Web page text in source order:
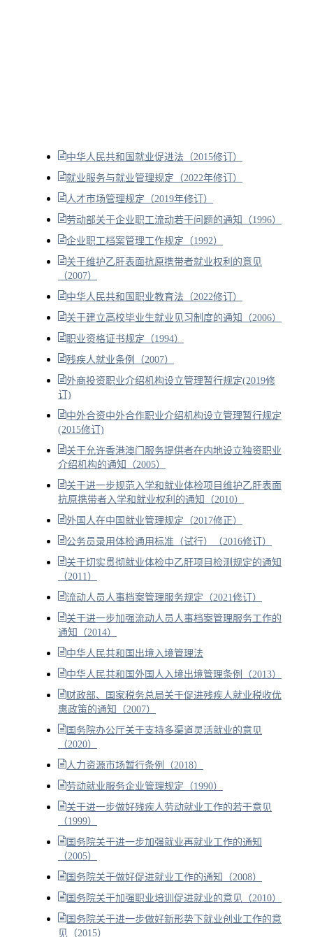
中华人民共和国就业促进法（2015修订）
就业服务与就业管理规定（2022年修订）
人才市场管理规定（2019年修订）
劳动部关于企业职工流动若干问题的通知（1996）
企业职工档案管理工作规定（1992）
关于维护乙肝表面抗原携带者就业权利的意见
（2007）
中华人民共和国职业教育法（2022修订）
关于建立高校毕业生就业见习制度的通知（2006）
职业资格证书规定（1994）
残疾人就业条例（2007）
外商投资职业介绍机构设立管理暂行规定(2019修
订)
中外合资中外合作职业介绍机构设立管理暂行规定
(2015修订)
关于允许香港澳门服务提供者在内地设立独资职业
介绍机构的通知（2005）
关于进一步规范入学和就业体检项目维护乙肝表面
抗原携带者入学和就业权利的通知（2010）
外国人在中国就业管理规定（2017修正）
公务员录用体检通用标准（试行）（2016修订）
关于切实贯彻就业体检中乙肝项目检测规定的通知
（2011）
流动人员人事档案管理服务规定（2021修订）
关于进一步加强流动人员人事档案管理服务工作的
通知（2014）
中华人民共和国出境入境管理法
中华人民共和国外国人入境出境管理条例（2013）
财政部、国家税务总局关于促进残疾人就业税收优
惠政策的通知（2007）
国务院办公厅关于支持多渠道灵活就业的意见
（2020）
人力资源市场暂行条例（2018）
劳动就业服务企业管理规定（1990）
关于进一步做好残疾人劳动就业工作的若干意见
（1999）
国务院关于进一步加强就业再就业工作的通知
（2005）
国务院关于做好促进就业工作的通知（2008）
国务院关于加强职业培训促进就业的意见（2010）
国务院关于进一步做好新形势下就业创业工作的意
见（2015）